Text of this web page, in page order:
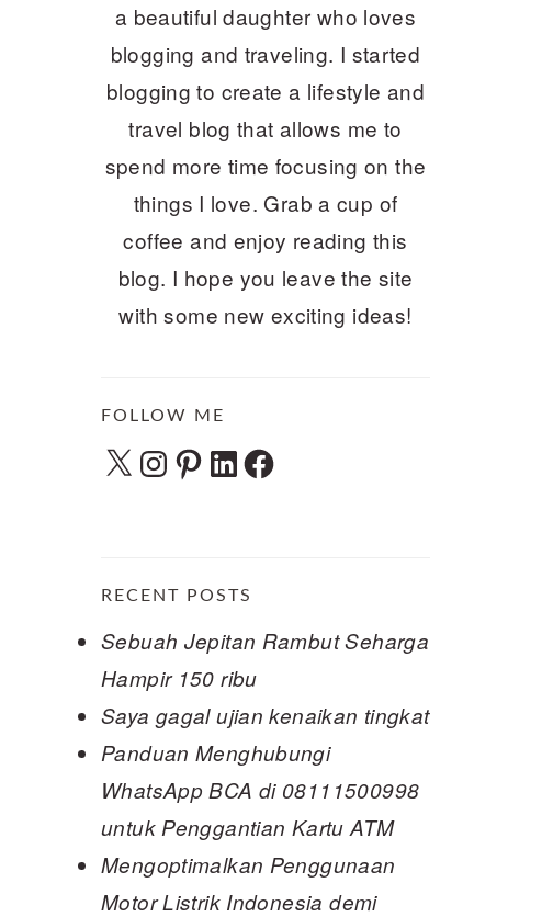
a beautiful daughter who loves
blogging and traveling. I started
blogging to create a lifestyle and
travel blog that allows me to
spend more time focusing on the
things I love. Grab a cup of
coffee and enjoy reading this
blog. I hope you leave the site
with some new exciting ideas!
FOLLOW ME
X Instagram
Pinterest
LinkedInFacebook
RECENT POSTS
Sebuah Jepitan Rambut Seharga
Hampir 150 ribu
Saya gagal ujian kenaikan tingkat
Panduan Menghubungi
WhatsApp BCA di 08111500998
untuk Penggantian Kartu ATM
Mengoptimalkan Penggunaan
Motor Listrik Indonesia demi